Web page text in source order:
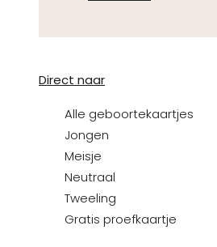
Direct naar
Alle geboortekaartjes
Jongen
Meisje
Neutraal
Tweeling
Gratis proefkaartje